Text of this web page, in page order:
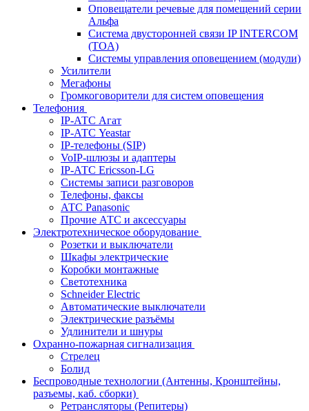
Оповещатели речевые для помещений серии
Альфа
Система двусторонней связи IP INTERCOM
(TOA)
Системы управления оповещением (модули)
Усилители
Мегафоны
Громкоговорители для систем оповещения
Телефония
IP-АТС Агат
IP-АТС Yeastar
IP-телефоны (SIP)
VoIP-шлюзы и адаптеры
IP-АТС Ericsson-LG
Системы записи разговоров
Телефоны, факсы
АТС Panasonic
Прочие АТС и аксессуары
Электротехническое оборудование
Розетки и выключатели
Шкафы электрические
Коробки монтажные
Светотехника
Schneider Electric
Автоматические выключатели
Электрические разъёмы
Удлинители и шнуры
Охранно-пожарная сигнализация
Стрелец
Болид
Беспроводные технологии (Антенны, Кронштейны,
разъемы, каб. сборки)
Ретрансляторы (Репитеры)